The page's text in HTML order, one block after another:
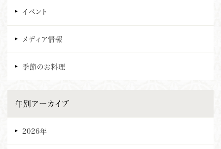
イベント
メディア情報
季節のお料理
年別アーカイブ
2026年